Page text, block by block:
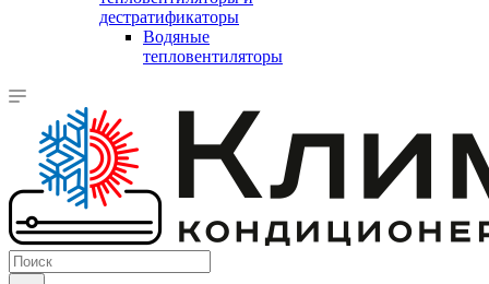
дестратификаторы
Водяные
тепловентиляторы